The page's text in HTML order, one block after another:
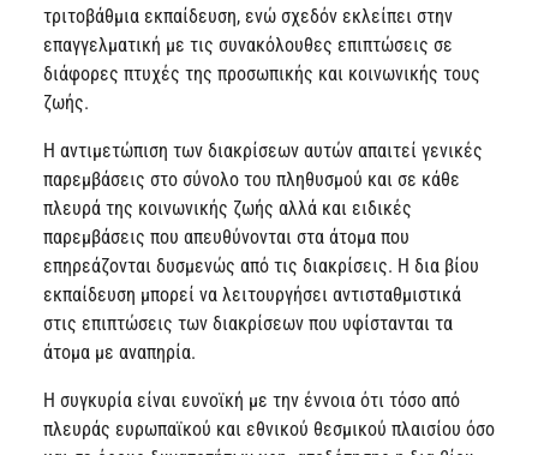
τριτοβάθμια εκπαίδευση, ενώ σχεδόν εκλείπει στην
επαγγελματική με τις συνακόλουθες επιπτώσεις σε
διάφορες πτυχές της προσωπικής και κοινωνικής τους
ζωής.
Η αντιμετώπιση των διακρίσεων αυτών απαιτεί γενικές
παρεμβάσεις στο σύνολο του πληθυσμού και σε κάθε
πλευρά της κοινωνικής ζωής αλλά και ειδικές
παρεμβάσεις που απευθύνονται στα άτομα που
επηρεάζονται δυσμενώς από τις διακρίσεις. Η δια βίου
εκπαίδευση μπορεί να λειτουργήσει αντισταθμιστικά
στις επιπτώσεις των διακρίσεων που υφίστανται τα
άτομα με αναπηρία.
Η συγκυρία είναι ευνοϊκή με την έννοια ότι τόσο από
πλευράς ευρωπαϊκού και εθνικού θεσμικού πλαισίου όσο